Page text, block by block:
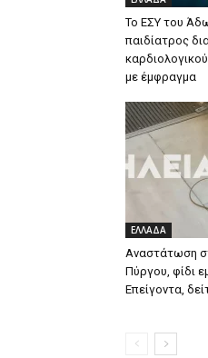
Το ΕΣΥ του
παιδίατρος
με έμφραγμα
ΕΛΛΑΔΑ
Αναστάτωση
Πύργου, φίδι
Επείγοντα,